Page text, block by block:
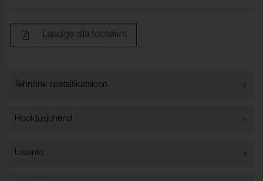
Laadige alla tooteleht
Tehniline spetsifikatsioon +
Koostis:
Hooldusjuhend +
Lisainfo +